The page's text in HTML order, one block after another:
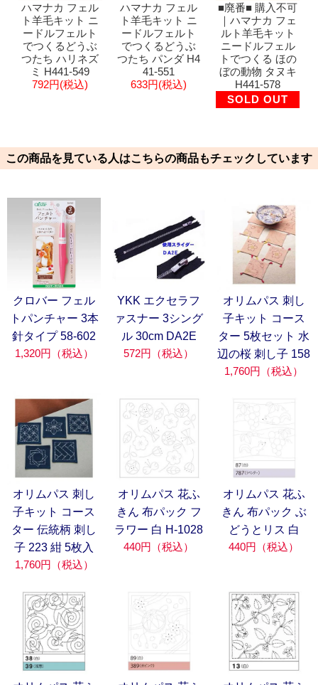
ハマナカ フェル
ト羊毛キット ニ
ードルフェルト
でつくるどうぶ
つたち ハリネズ
ミ H441-549
792円(税込)
ハマナカ フェル
ト羊毛キット ニ
ードルフェルト
でつくるどうぶ
つたち パンダ H4
41-551
633円(税込)
■廃番■ 購入不可
｜ハマナカ フェ
ルト羊毛キット
ニードルフェル
トでつくる ほの
ぼの動物 タヌキ
H441-578
SOLD OUT
この商品を見ている人はこちらの商品もチェックしています
クロバー フェル
トパンチャー 3本
針タイプ 58-602
1,320円（税込）
YKK エクセラフ
ァスナー 3シング
ル 30cm DA2E
572円（税込）
オリムパス 刺し
子キット コース
ター 5枚セット 水
辺の桜 刺し子 158
1,760円（税込）
オリムパス 刺し
子キット コース
ター 伝統柄 刺し
子 223 紺 5枚入
1,760円（税込）
オリムパス 花ふ
きん 布パック フ
ラワー 白 H-1028
440円（税込）
オリムパス 花ふ
きん 布パック ぶ
どうとリス 白
440円（税込）